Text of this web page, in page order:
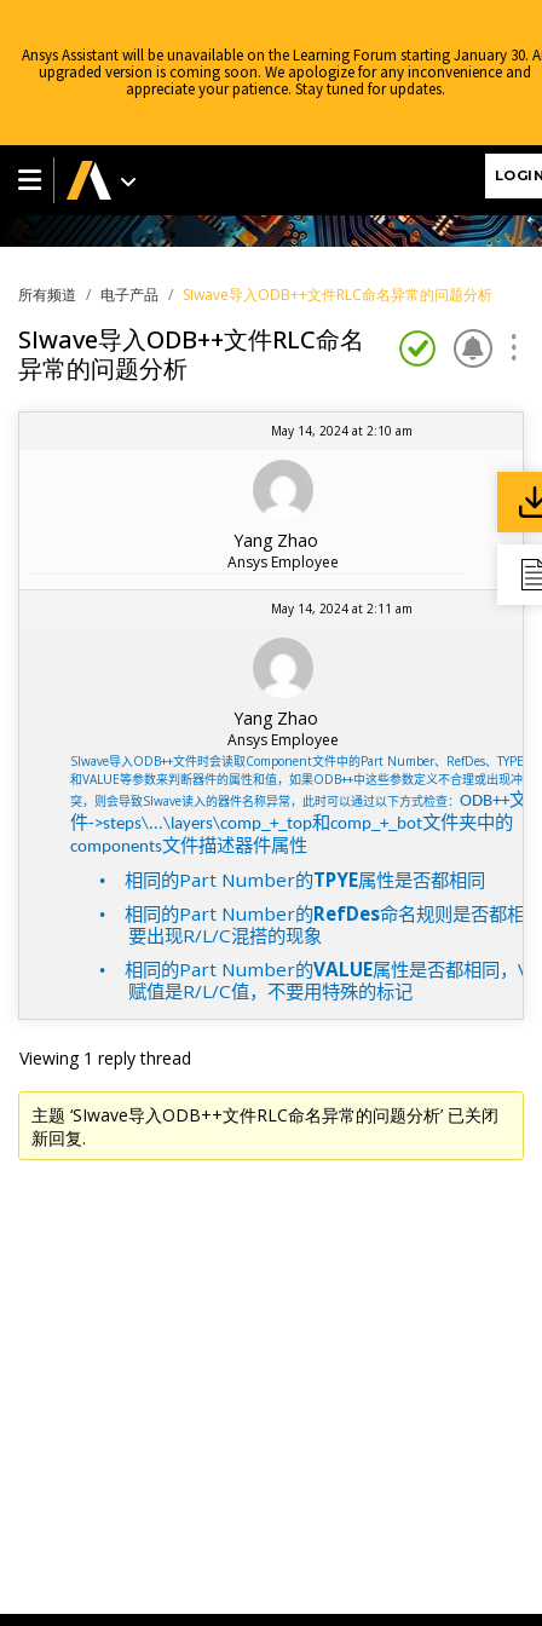
Ansys Assistant will be unavailable on the Learning Forum starting January 30.
upgraded version is coming soon. We apologize for any inconvenience and
appreciate your patience. Stay tuned for updates.
电子产品
所有频道 电子产品 SIwave导入ODB++文件RLC命名异常的问题分析
SIwave导入ODB++文件RLC命名
异常的问题分析
May 14, 2024 at 2:10 am
Yang Zhao
Ansys Employee
May 14, 2024 at 2:11 am
Yang Zhao
Ansys Employee
SIwave导入ODB++文件时会读取Component文件中的Part Number、 RefDes、TYPE
和VALUE等参数来判断器件的属性和值，如果ODB++中这些参数定义不合理或出现冲
突，则会导致SIwave读入的器件名称异常，此时可以通过以下方式检查： ODB++文
件->steps\...\layers\comp_+_top和comp_+_bot文件夹中的
components文件描述器件属性
• 相同的Part Number的TPYE属性是否都相同
• 相同的Part Number的RefDes命名规则是否都相
要出现R/L/C混搭的现象
• 相同的Part Number的VALUE属性是否都相同，
赋值是R/L/C值，不要用特殊的标记
Viewing 1 reply thread
主题 ‘SIwave导入ODB++文件RLC命名异常的问题分析’ 已关闭
新回复.